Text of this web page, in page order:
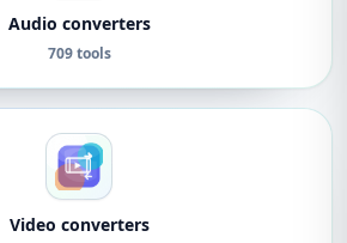
Audio converters
709 tools
Video converters